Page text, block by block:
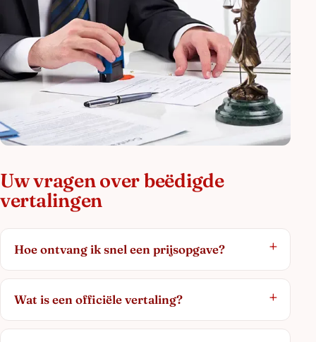
Uw vragen over beëdigde
vertalingen
Hoe ontvang ik snel een prijsopgave?
Wat is een officiële vertaling?